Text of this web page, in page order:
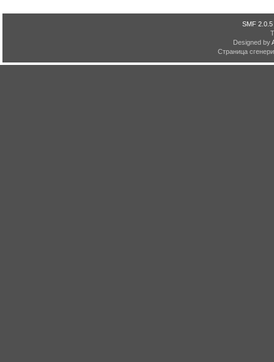
SMF 2.0.5
Designed by
Страница